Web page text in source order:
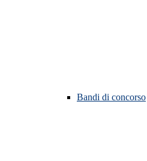
Bandi di concorso